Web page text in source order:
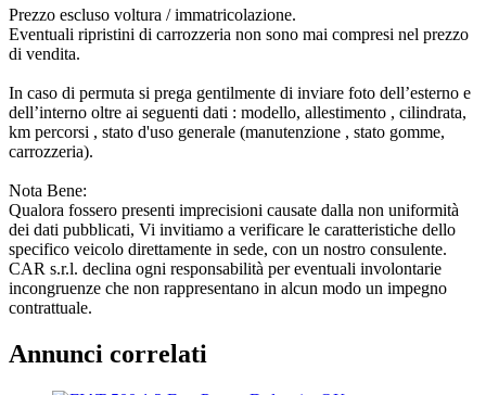
Prezzo escluso voltura / immatricolazione.
Eventuali ripristini di carrozzeria non sono mai compresi nel prezzo
di vendita.
In caso di permuta si prega gentilmente di inviare foto dell’esterno e
dell’interno oltre ai seguenti dati : modello, allestimento , cilindrata,
km percorsi , stato d'uso generale (manutenzione , stato gomme,
carrozzeria).
Nota Bene:
Qualora fossero presenti imprecisioni causate dalla non uniformità
dei dati pubblicati, Vi invitiamo a verificare le caratteristiche dello
specifico veicolo direttamente in sede, con un nostro consulente.
CAR s.r.l. declina ogni responsabilità per eventuali involontarie
incongruenze che non rappresentano in alcun modo un impegno
contrattuale.
Annunci correlati